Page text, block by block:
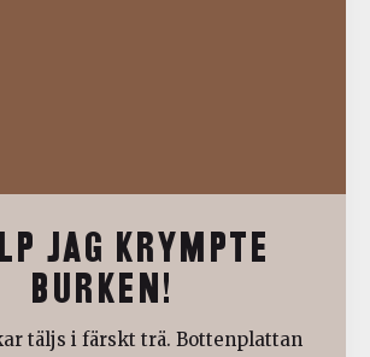
JAG KRYMPTE
BURKEN!
täljs i färskt trä. Bottenplattan